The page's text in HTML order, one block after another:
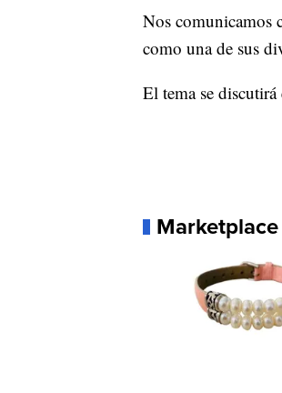
Nos comunicamos
como una de sus
El tema se
Marketplace